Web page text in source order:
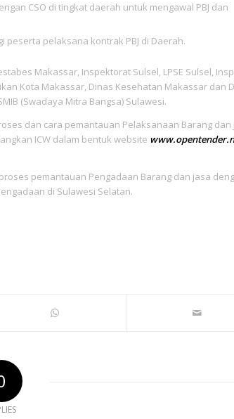
CSO di tingkat daerah untuk mengawal PBJ dan
pelaksana kontrak PBJ di Daerah.
Makassar, Inspektorat Sulsel, LPSE Sulsel,
Kota Makassar, Dinas Kesehatan Makassar dan
(Swadaya Mitra Bangsa) Sulawesi.
dan cara pemantauan Pelaksanaan Barang dan
ICW dalam bentuk website
pemantauan Pengadaan Barang dan jasa
di Sulawesi Selatan.